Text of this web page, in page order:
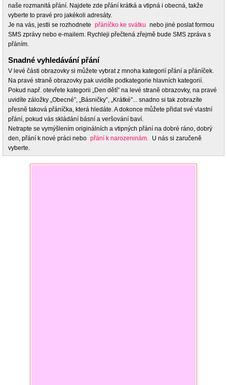
naše rozmanitá přání. Najdete zde přání krátká a vtipná i obecná, takže
vyberte to pravé pro jakékoli adresáty.
Je na vás, jestli se rozhodnete přáníčko ke svátku nebo jiné poslat formou
SMS zprávy nebo e-mailem. Rychleji přečtená zřejmě bude SMS zpráva s
přáním.
Snadné vyhledávání přání
V levé části obrazovky si můžete vybrat z mnoha kategorií přání a přáníček.
Na pravé straně obrazovky pak uvidíte podkategorie hlavních kategorií.
Pokud např. otevřete kategorii „Den dětí” na levé straně obrazovky, na pravé
uvidíte záložky „Obecné”, „Básničky”, „Krátké”... snadno si tak zobrazíte
přesně taková přáníčka, která hledáte. A dokonce můžete přidat své vlastní
přání, pokud vás skládání básní a veršování baví.
Netrapte se vymýšlením originálních a vtipných přání na dobré ráno, dobrý
den, přání k nové práci nebo přání k narozeninám. U nás si zaručeně
vyberte.